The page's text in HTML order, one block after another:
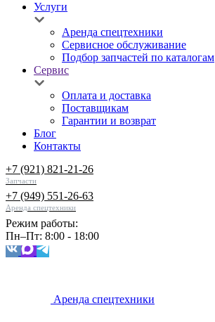
Услуги
Аренда спецтехники
Сервисное обслуживание
Подбор запчастей по каталогам
Сервис
Оплата и доставка
Поставщикам
Гарантии и возврат
Блог
Контакты
+7 (921) 821-21-26
Запчасти
+7 (949) 551-26-63
Аренда спецтехники
Режим работы:
Пн–Пт: 8:00 - 18:00
Аренда спецтехники